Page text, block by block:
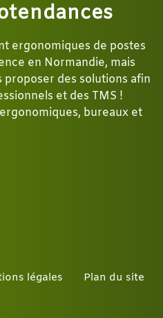
ergonomiques de postes
en Normandie, mais
proposer des solutions afin
et des TMS !
bureaux et
légales Plan du site